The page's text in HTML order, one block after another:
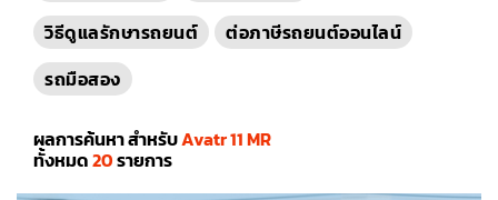
วิธีดูแลรักษารถยนต์
ต่อภาษีรถยนต์ออนไลน์
รถมือสอง
ผลการค้นหา สำหรับAvatr 11 MR
ทั้งหมด20รายการ